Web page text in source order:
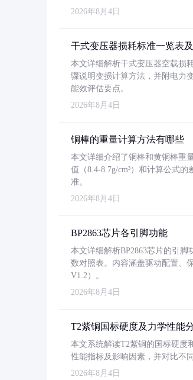
2026年8月4日
干式变压器损耗标准一览表
本文详细解析干式变压器空载损
骤说明变损计算方法，并附电力
能效评估要点。
2026年8月4日
铜棒的重量计算方法有哪些
本文详细介绍了铜棒和黄铜棒重
值（8.4-8.7g/cm³）和计算公式
准。
2026年8月4日
BP2863芯片各引脚功能
本文详细解析BP2863芯片的引
数对照表。内容涵盖驱动配置、
V1.2）。
2026年8月4日
T2紫铜国标硬度及力学性能
本文系统解读T2紫铜的国标硬度
性能指标及影响因素，并对比不
2026年8月4日